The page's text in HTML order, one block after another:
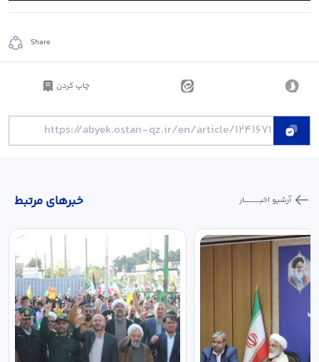
Share
چاپ کردن
خبر‌های مرتبط آرشیو اخبـــــــــــار